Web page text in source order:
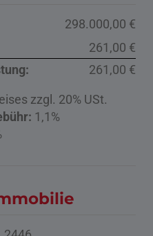
298.000,00 €
261,00 €
261,00 €
zzgl. 20% USt.
1,1%